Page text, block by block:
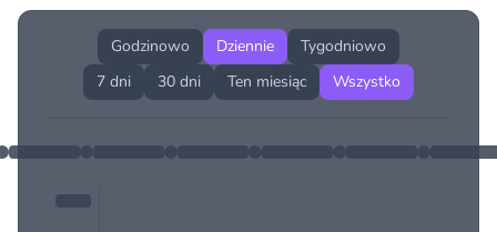
Godzinowo Dziennie
Tygodniowo
7 dni
30 dni Ten miesiąc Wszystko